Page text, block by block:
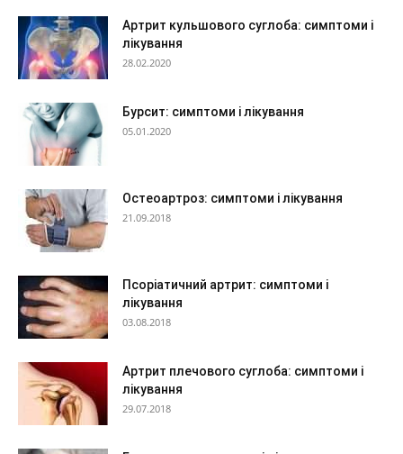
Артрит кульшового суглоба: симптоми і
лікування
28.02.2020
Бурсит: симптоми і лікування
05.01.2020
Остеоартроз: симптоми і лікування
21.09.2018
Псоріатичний артрит: симптоми і
лікування
03.08.2018
Артрит плечового суглоба: симптоми і
лікування
29.07.2018